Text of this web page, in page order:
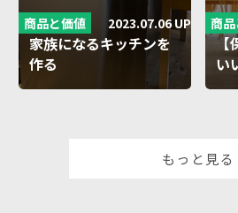
商品と価値 2023.07.06 UP
家族になるキッチンを
作る
株式会社…
商
【
い
ッ
もっと見る